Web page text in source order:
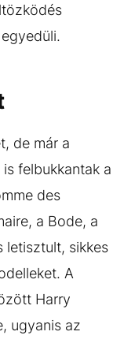
de már a
felbukkantak a
des
a Bode, a
letisztult, sikkes
A
Harry
ugyanis az